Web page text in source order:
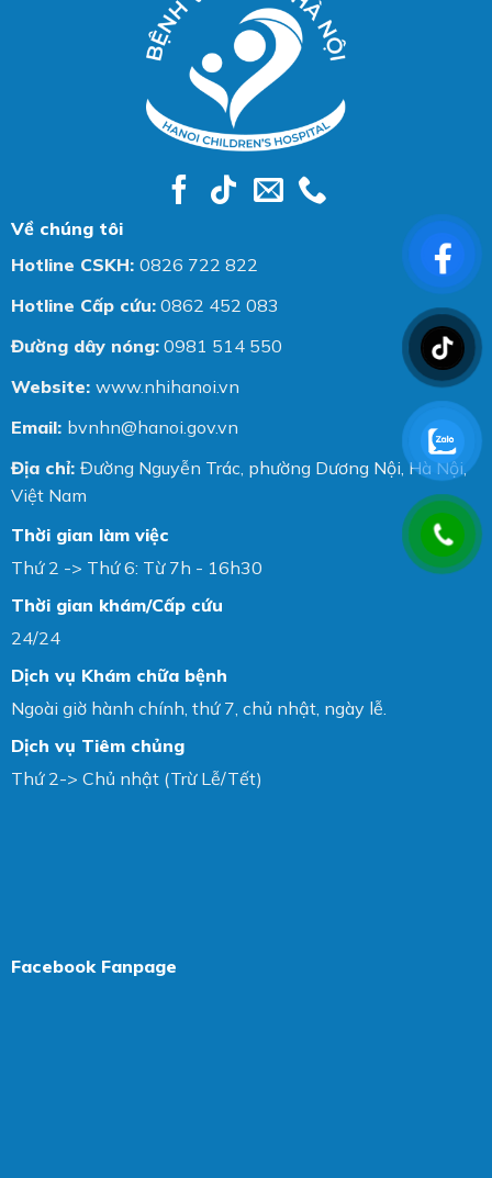
Về chúng tôi
Hotline CSKH: 0826 722 822
Hotline Cấp cứu: 0862 452 083
Đường dây nóng: 0981 514 550
Website: www.nhihanoi.vn
Email: bvnhn@hanoi.gov.vn
Địa chỉ: Đường Nguyễn Trác, phường Dương Nội, Hà Nội,
Việt Nam
Thời gian làm việc
Thứ 2 -> Thứ 6: Từ 7h - 16h30
Thời gian khám/Cấp cứu
24/24
Dịch vụ Khám chữa bệnh
Ngoài giờ hành chính, thứ 7, chủ nhật, ngày lễ.
Dịch vụ Tiêm chủng
Thứ 2-> Chủ nhật (Trừ Lễ/Tết)
Facebook Fanpage